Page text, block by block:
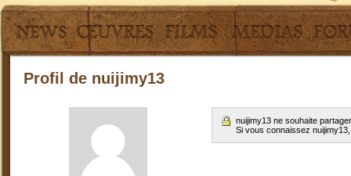
Profil de nuijimy13
nuijimy13 ne souhaite
Si vous connaissez